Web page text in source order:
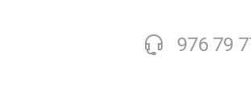
976 79